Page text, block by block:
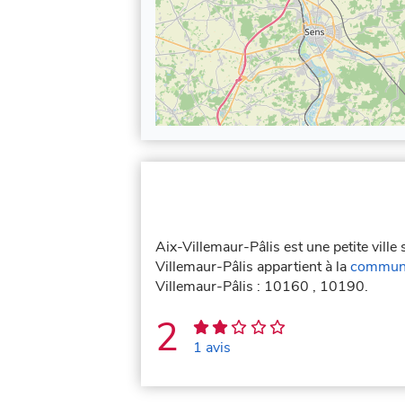
Aix-Villemaur-Pâlis est une petite ville
Villemaur-Pâlis appartient à la
Villemaur-Pâlis : 10160 , 10190.
2 1 avis